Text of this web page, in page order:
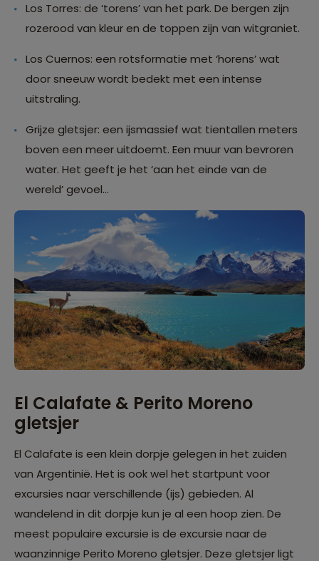
Los Torres: de ‘torens’ van het park. De bergen zijn
rozerood van kleur en de toppen zijn van witgraniet.
Los Cuernos: een rotsformatie met ‘horens’ wat
door sneeuw wordt bedekt met een intense
uitstraling.
Grijze gletsjer: een ijsmassief wat tientallen meters
boven een meer uitdoemt. Een muur van bevroren
water. Het geeft je het ‘aan het einde van de
wereld’ gevoel…
El Calafate & Perito Moreno
gletsjer
El Calafate is een klein dorpje gelegen in het zuiden
van Argentinië. Het is ook wel het startpunt voor
excursies naar verschillende (ijs) gebieden. Al
wandelend in dit dorpje kun je al een hoop zien. De
meest populaire excursie is de excursie naar de
waanzinnige Perito Moreno gletsjer. Deze gletsjer ligt